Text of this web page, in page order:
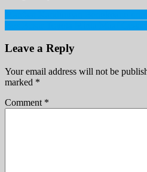
Post
navigation
Leave a Reply
Your email address will not be
marked *
Comment *